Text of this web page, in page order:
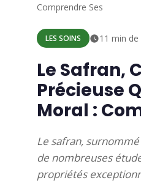
Comprendre Ses
LES SOINS 11 min de
Le Safran,
Précieuse
Moral :
Le safran,
de nombreuses
propriétés